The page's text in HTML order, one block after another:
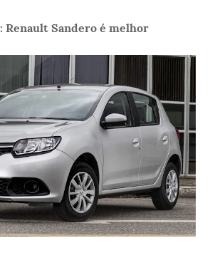
Renault Sandero é melhor